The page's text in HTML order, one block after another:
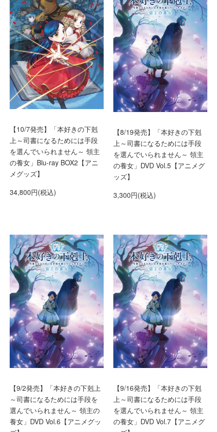
【10/7発売】「本好きの下剋
上～司書になるためには手段
を選んでいられません～ 領主
の養女」Blu-ray BOX2【アニ
メグッズ】
34,800円(税込)
【8/19発売】「本好きの下剋
上～司書になるためには手段
を選んでいられません～ 領主
の養女」DVD Vol.5【アニメグ
ッズ】
3,300円(税込)
【9/2発売】「本好きの下剋上
～司書になるためには手段を
選んでいられません～ 領主の
養女」DVD Vol.6【アニメグッ
【9/16発売】「本好きの下剋
上～司書になるためには手段
を選んでいられません～ 領主
の養女」DVD Vol.7【アニメグ